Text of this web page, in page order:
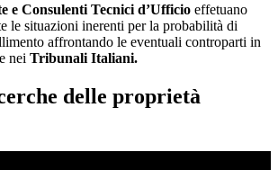
e Consulenti Tecnici d’Ufficio effetuano
le situazioni inerenti per la probabilità di
affrontando le eventuali controparti in
e nei Tribunali Italiani.
delle proprietà